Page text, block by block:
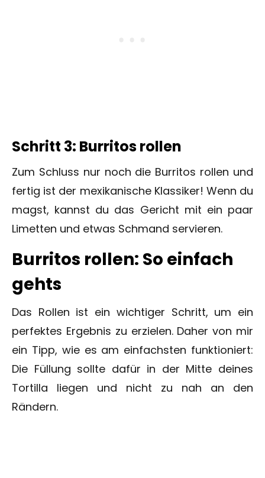
Schritt 3: Burritos rollen
Zum Schluss nur noch die Burritos rollen und
fertig ist der mexikanische Klassiker! Wenn du
magst, kannst du das Gericht mit ein paar
Limetten und etwas Schmand servieren.
Burritos rollen: So einfach
gehts
Das Rollen ist ein wichtiger Schritt, um ein
perfektes Ergebnis zu erzielen. Daher von mir
ein Tipp, wie es am einfachsten funktioniert:
Die Füllung sollte dafür in der Mitte deines
Tortilla liegen und nicht zu nah an den
Rändern.